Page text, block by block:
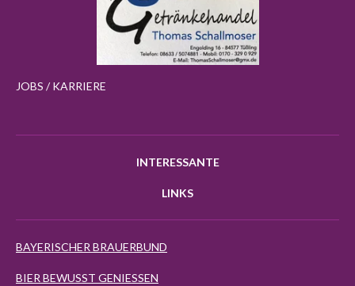
JOBS / KARRIERE
INTERESSANTE
LINKS
BAYERISCHER BRAUERBUND
BIER BEWUSST GENIESSEN